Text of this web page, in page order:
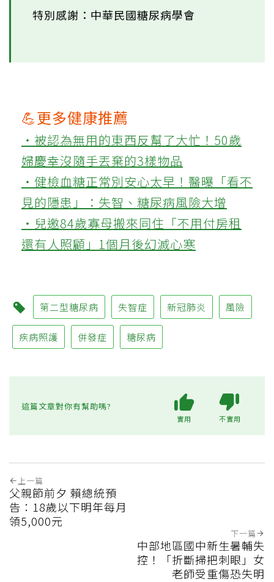
特別感謝：中華民國糖尿病學會
💪更多健康推薦
‧被認為無用的東西反幫了大忙！50歲
婦慶幸沒隨手丟棄的3樣物品
‧健檢血糖正常別安心太早！醫曝「看不
見的隱患」：失智、糖尿病風險大增
‧兒邀84歲寡母搬來同住「不用付房租
還有人照顧」1個月後幻滅心寒
第二型糖尿病 失智症 新冠肺炎 風險
疾病照護 併發症 糖尿病
這篇文章對你有幫助嗎?
實用 不實用
上一篇
父親節前夕 賴總統預
告：18歲以下明年每月
領5,000元
下一篇
中部地區國中新生暑輔失
控！「折斷掃把刺眼」女
老師受重傷恐失明